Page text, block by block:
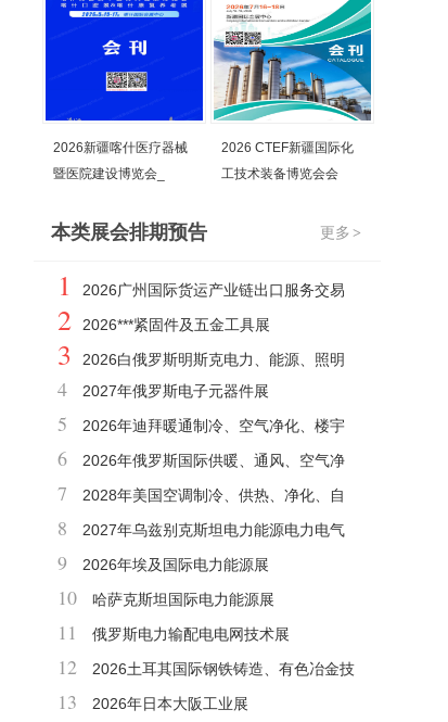
2026新疆喀什医疗器械
暨医院建设博览会_
2026 CTEF新疆国际化
工技术装备博览会会
更多 >
本类展会排期预告
1
2026广州国际货运产业链出口服务交易
会
2 2026***紧固件及五金工具展
3
2026白俄罗斯明斯克电力、能源、照明
展
4 2027年俄罗斯电子元器件展
5
2026年迪拜暖通制冷、空气净化、楼宇
自控、建材展BIG5
6
2026年俄罗斯国际供暖、通风、空气净
化及空调环保展
7
2028年美国空调制冷、供热、净化、自
控、仪表展AHR
8
2027年乌兹别克斯坦电力能源电力电气
工程及照明展
9 2026年埃及国际电力能源展
10 哈萨克斯坦国际电力能源展
11 俄罗斯电力输配电电网技术展
12
2026土耳其国际钢铁铸造、有色冶金技
术、机械及产品展览会
13 2026年日本大阪工业展